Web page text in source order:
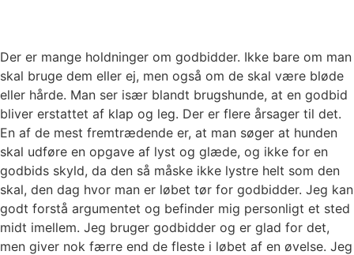
Der er mange holdninger om godbidder. Ikke bare om man
skal bruge dem eller ej, men også om de skal være bløde
eller hårde. Man ser især blandt brugshunde, at en godbid
bliver erstattet af klap og leg. Der er flere årsager til det.
En af de mest fremtrædende er, at man søger at hunden
skal udføre en opgave af lyst og glæde, og ikke for en
godbids skyld, da den så måske ikke lystre helt som den
skal, den dag hvor man er løbet tør for godbidder. Jeg kan
godt forstå argumentet og befinder mig personligt et sted
midt imellem. Jeg bruger godbidder og er glad for det,
men giver nok færre end de fleste i løbet af en øvelse. Jeg